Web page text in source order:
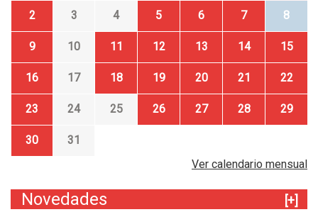
2 3 4 5 6 7 8
9 10 11 12 13 14 15
16 17 18 19 20 21 22
23 24 25 26 27 28 29
30
31
Ver calendario mensual
Novedades
[+]